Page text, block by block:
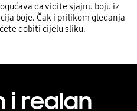
da vidite sjajnu boju iz
boje. Čak i prilikom gledanja
dobiti cijelu sliku.
i realan